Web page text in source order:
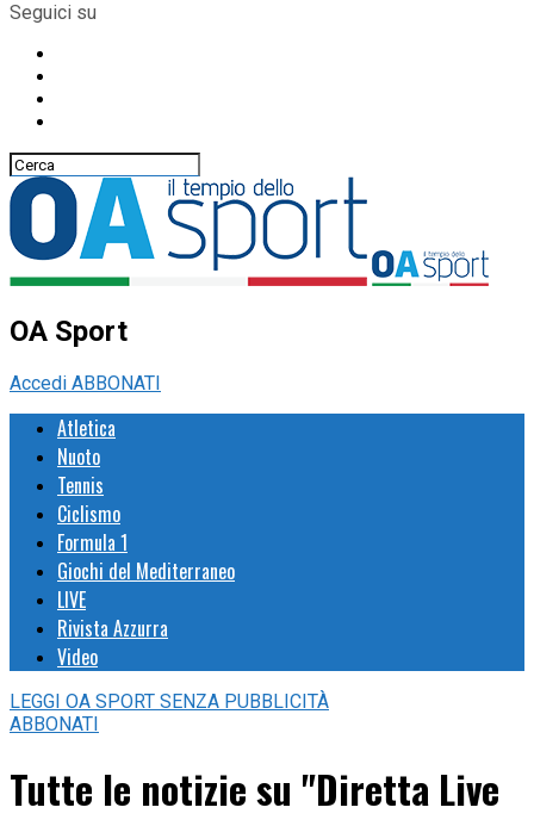
Seguici su
OA Sport
Accedi ABBONATI
Atletica
Nuoto
Tennis
Ciclismo
Formula 1
Giochi del Mediterraneo
LIVE
Rivista Azzurra
Video
LEGGI OA SPORT SENZA PUBBLICITÀ
ABBONATI
Tutte le notizie su "Diretta Live